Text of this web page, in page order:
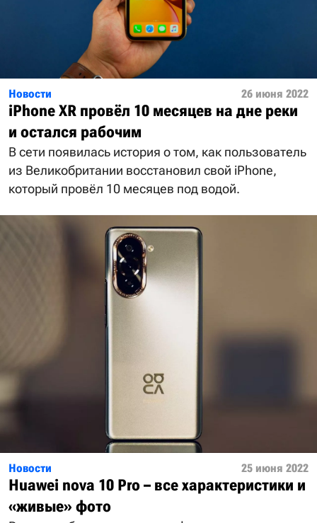
Новости 26 июня 2022
iPhone XR провёл 10 месяцев на дне реки
и остался рабочим
В сети появилась история о том, как пользователь
из Великобритании восстановил свой iPhone,
который провёл 10 месяцев под водой.
Новости 25 июня 2022
Huawei nova 10 Pro – все характеристики и
«живые» фото